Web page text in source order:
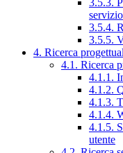
servizio
3.5.4.
3.5.5.
4. Ricerca
4.1. Ricerca
4.1.1.
4.1.2.
4.1.3.
4.1.4.
4.1.5.
utente